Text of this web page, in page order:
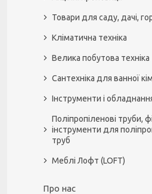
Товари для саду, дачі,
Кліматична техніка
Велика побутова техніка
Сантехніка для ванної
Інструменти і
Поліпропіленові труби,
інструменти для
труб
Меблі Лофт (LOFT)
Про нас